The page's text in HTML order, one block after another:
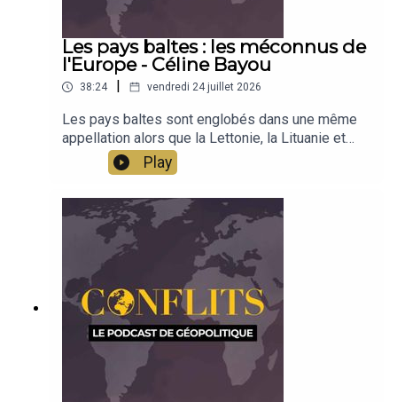
Les pays baltes : les méconnus de
l'Europe - Céline Bayou
38:24 vendredi 24 juillet 2026
Les pays baltes sont englobés dans une même
appellation alors que la Lettonie, la Lituanie et
l'Estonie sont des pays très différents, par la
langue, la culture, la religion. Indépendants depuis
1991, ces pays développent leurs singularités
sur les rives de la Baltique, à proximité du grand
voisin russe et dans le giron de l'Europe. Une
émission pour les découvrir et les appréhender
avec Céline Bayou. Émission présentée par Jean-
Baptiste Noé
Play